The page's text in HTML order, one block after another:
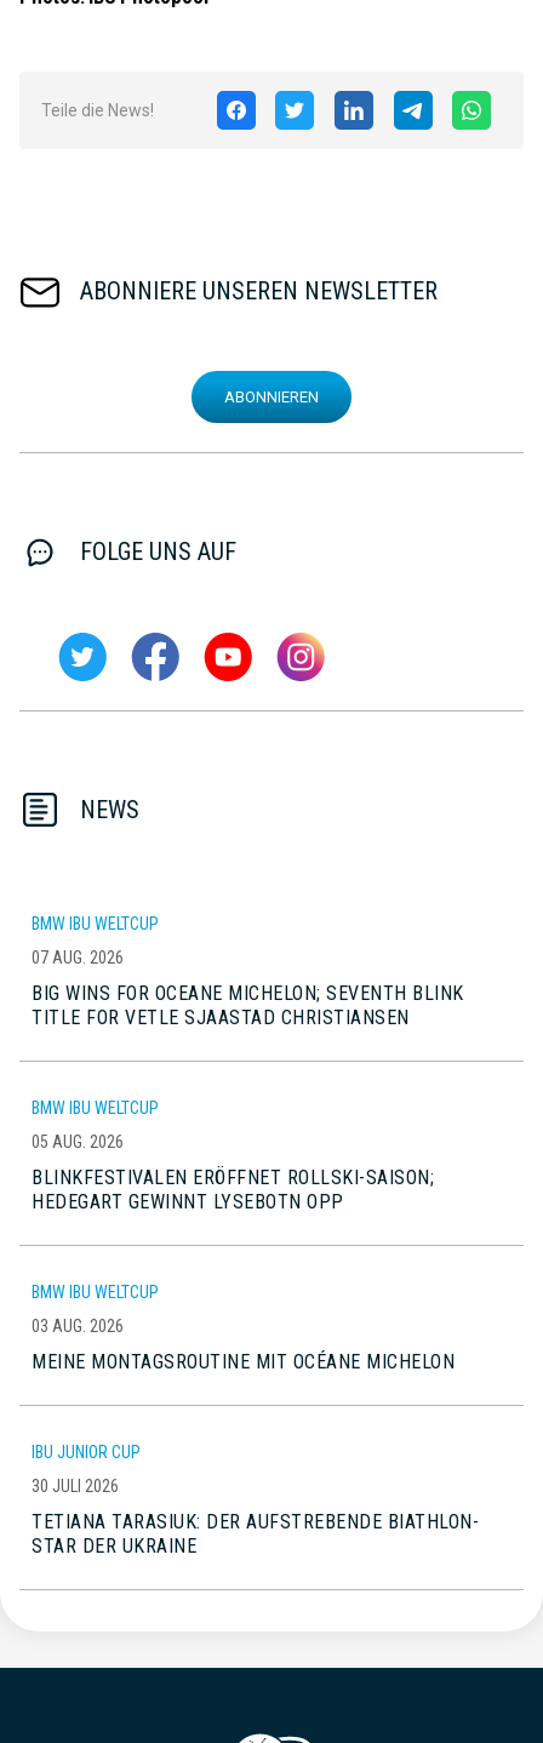
Teile die News!
ABONNIERE UNSEREN NEWSLETTER
ABONNIEREN
FOLGE UNS AUF
NEWS
BMW IBU WELTCUP
07 AUG. 2026
BIG WINS FOR OCEANE MICHELON; SEVENTH BLINK
TITLE FOR VETLE SJAASTAD CHRISTIANSEN
BMW IBU WELTCUP
05 AUG. 2026
BLINKFESTIVALEN ERÖFFNET ROLLSKI-SAISON;
HEDEGART GEWINNT LYSEBOTN OPP
BMW IBU WELTCUP
03 AUG. 2026
MEINE MONTAGSROUTINE MIT OCÉANE MICHELON
IBU JUNIOR CUP
30 JULI 2026
TETIANA TARASIUK: DER AUFSTREBENDE BIATHLON-
STAR DER UKRAINE